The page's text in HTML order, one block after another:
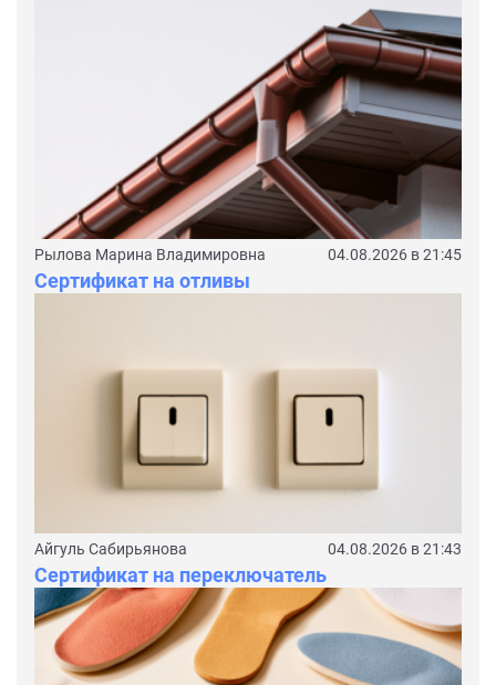
Рылова Марина Владимировна 04.08.2026 в 21:45
Сертификат на отливы
Айгуль Сабирьянова 04.08.2026 в 21:43
Сертификат на переключатель